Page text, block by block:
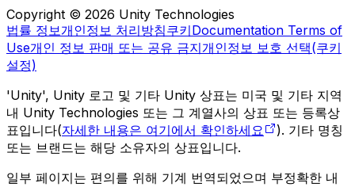
Copyright © 2026 Unity Technologies
법률 정보개인정보 처리방침쿠키Documentation Terms of
Use개인 정보 판매 또는 공유 금지개인정보 보호 선택(쿠키
설정)
'Unity', Unity 로고 및 기타 Unity 상표는 미국 및 기타 지역
내 Unity Technologies 또는 그 계열사의 상표 또는 등록상
표입니다(자세한 내용은 여기에서 확인하세요
). 기타 명칭
또는 브랜드는 해당 소유자의 상표입니다.
일부 페이지는 편의를 위해 기계 번역되었으며 부정확한 내